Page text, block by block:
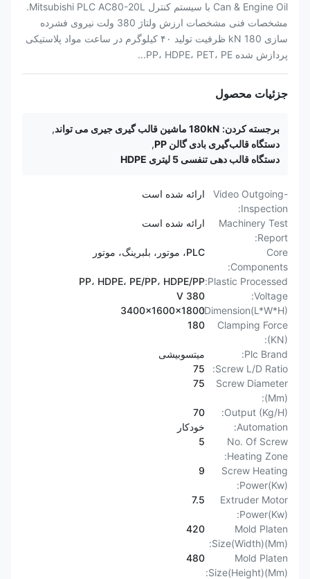
Can & Engine Oil با سیستم کنترل Mitsubishi PLC AC80-20L.
مشخصات فنی مشخصات ارزش ولتاژ 380 ولت نیروی فشرده
سازی 180 kN ظرفیت تولید ۴۰ کیلوگرم در ساعت مواد پلاستیکی
پردازش شده PP، HDPE، PET، PE...
جزئیات محصول
برجسته کردن: 180kN ماشین قالب گیری جیری می تواند
,
دستگاه قالب‌گیری بادی گالن PP
,
دستگاه قالب دهی تنفسی 5 لیتری HDPE
Video Outgoing-
Inspection:
ارائه شده است
Machinery Test
Report:
ارائه شده است
Components:
Plastic Processed: PP، HDPE، PE/PP، HDPE/PP
Voltage:
Dimension(L*W*H):
3400x1600x1800
Clamping Force
180
Plc Brand:
میتسوبیشی
Screw L/D Ratio:
75
Screw Diameter
(Mm):
75
Output (Kg/H):
70
Automation:
خودکار
No. Of Screw
Heating Zone:
Screw Heating
Power(Kw):
9
Extruder Motor
Power(Kw):
7.5
Mold Platen
Size(Width)(Mm):
Mold Platen
Size(Height)(Mm):